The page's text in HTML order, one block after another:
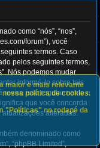
como “nós”, “nos”,
forum”), você
termos. Caso
pelos seguintes termos,
Nós podemos mudar
informá-lo sobre tais
revise isso regularmente e
que você concorda
alteradas.
denominado como
“phpBB Limited”,
maior e mais relevante
política de cookies.
"Políticas" no rodapé da